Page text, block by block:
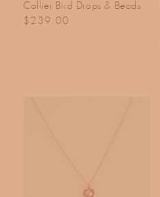
Collier Bird Drops & Beads
Prix habituel
$239.00